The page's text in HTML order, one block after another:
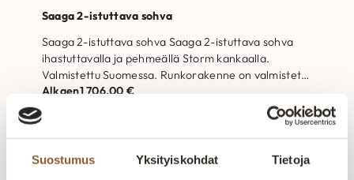
Suostumus Yksityiskohdat Tietoja
Saaga 2-istuttava sohva
Saaga 2-istuttava sohva Saaga 2-istuttava sohva
ihastuttavalla ja pehmeällä Storm kankaalla.
Valmistettu Suomessa. Runkorakenne on valmistettu
massiivipuusta ja kertopuusta Selkätyynyjen…
Alkaen1 706,00€
Aada 2.5-istuttava sohva Diamonds Kotimainen